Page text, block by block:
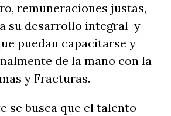
remuneraciones justas,
su desarrollo integral y
puedan capacitarse y
de la mano con la
y Fracturas.
se busca que el talento